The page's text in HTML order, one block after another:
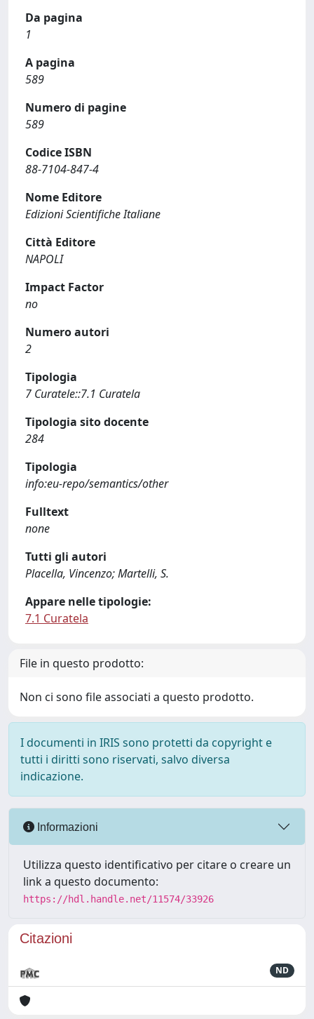
Da pagina
1
A pagina
589
Numero di pagine
589
Codice ISBN
88-7104-847-4
Nome Editore
Edizioni Scientifiche Italiane
Città Editore
NAPOLI
Impact Factor
no
Numero autori
2
Tipologia
7 Curatele::7.1 Curatela
Tipologia sito docente
284
Tipologia
info:eu-repo/semantics/other
Fulltext
none
Tutti gli autori
Placella, Vincenzo; Martelli, S.
Appare nelle tipologie:
7.1 Curatela
File in questo prodotto:
Non ci sono file associati a questo prodotto.
I documenti in IRIS sono protetti da copyright e
tutti i diritti sono riservati, salvo diversa
indicazione.
Informazioni
Utilizza questo identificativo per citare o creare un
link a questo documento:
https://hdl.handle.net/11574/33926
Citazioni
ND